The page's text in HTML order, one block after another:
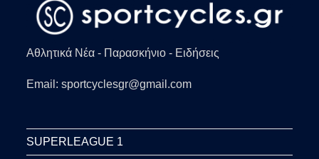
Αθλητικά Νέα - Παρασκήνιο - Ειδήσεις
Email: sportcyclesgr@gmail.com
SUPERLEAGUE 1